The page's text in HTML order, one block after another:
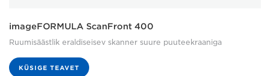
imageFORMULA ScanFront 400
Ruumisäästlik eraldiseisev skanner suure puuteekraaniga
KÜSIGE TEAVET